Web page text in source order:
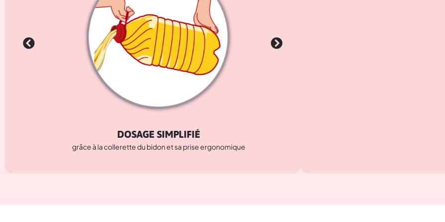
DOSAGE SIMPLIFIÉ
grâce à la collerette du bidon et sa prise ergonomique